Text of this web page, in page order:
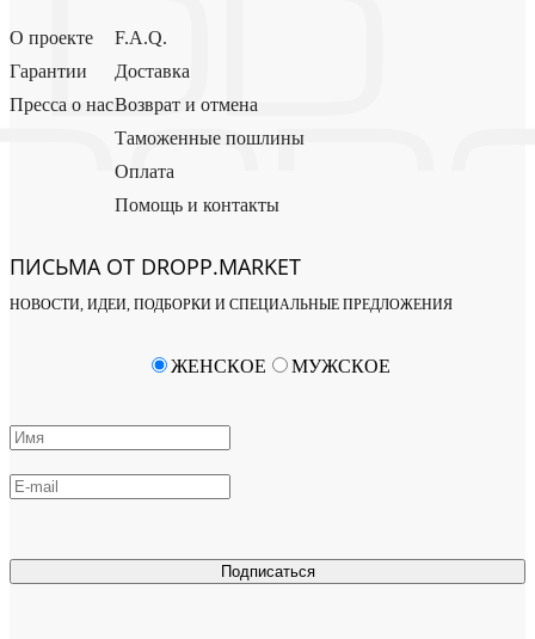
О проекте
Гарантии
Пресса о нас
F.A.Q.
Доставка
Возврат и отмена
Таможенные пошлины
Оплата
Помощь и контакты
ПИСЬМА ОТ DROPP.MARKET
НОВОСТИ, ИДЕИ, ПОДБОРКИ И СПЕЦИАЛЬНЫЕ ПРЕДЛОЖЕНИЯ
Подписаться
ЖЕНСКОЕ МУЖСКОЕ